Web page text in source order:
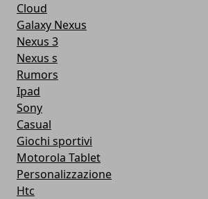
Cloud
Galaxy Nexus
Nexus 3
Nexus s
Rumors
Ipad
Sony
Casual
Giochi sportivi
Motorola Tablet
Personalizzazione
Htc